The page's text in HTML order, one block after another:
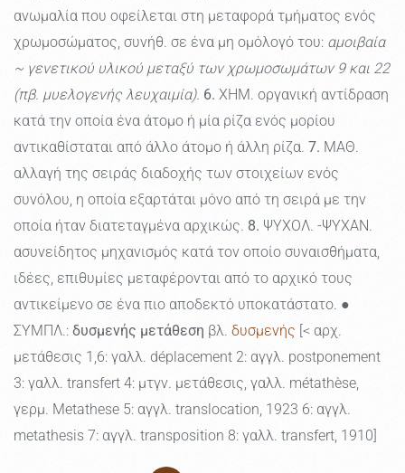
ανωμαλία που οφείλεται στη μεταφορά τμήματος ενός
χρωμοσώματος, συνήθ. σε ένα μη ομόλογό του: αμοιβαία
~ γενετικού υλικού μεταξύ των χρωμοσωμάτων 9 και 22
(πβ. μυελογενής λευχαιμία). 6. ΧΗΜ. οργανική αντίδραση
κατά την οποία ένα άτομο ή μία ρίζα ενός μορίου
αντικαθίσταται από άλλο άτομο ή άλλη ρίζα. 7. ΜΑΘ.
αλλαγή της σειράς διαδοχής των στοιχείων ενός
συνόλου, η οποία εξαρτάται μόνο από τη σειρά με την
οποία ήταν διατεταγμένα αρχικώς. 8. ΨΥΧΟΛ. -ΨΥΧΑΝ.
ασυνείδητος μηχανισμός κατά τον οποίο συναισθήματα,
ιδέες, επιθυμίες μεταφέρονται από το αρχικό τους
αντικείμενο σε ένα πιο αποδεκτό υποκατάστατο. ●
ΣΥΜΠΛ.: δυσμενής μετάθεση βλ. δυσμενής [< αρχ.
μετάθεσις 1,6: γαλλ. déplacement 2: αγγλ. postponement
3: γαλλ. transfert 4: μτγν. μετάθεσις, γαλλ. métathèse,
γερμ. Metathese 5: αγγλ. translocation, 1923 6: αγγλ.
metathesis 7: αγγλ. transposition 8: γαλλ. transfert, 1910]